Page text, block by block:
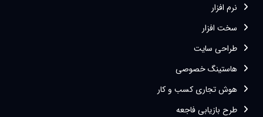
نرم افزار
سخت افزار
طراحی سایت
هاستینگ خصوصی
هوش تجاری کسب و کار
طرح بازیابی فاجعه